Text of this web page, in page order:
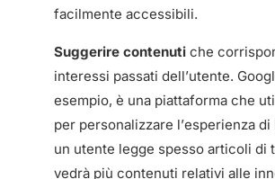
facilmente accessibili.
Suggerire contenuti che
interessi passati dell’utente.
esempio, è una piattaforma che
per personalizzare l’esperienza
un utente legge spesso articoli di
vedrà più contenuti relativi alle